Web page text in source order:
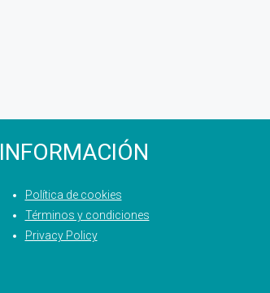
INFORMACIÓN
Política de cookies
Términos y condiciones
Privacy Policy